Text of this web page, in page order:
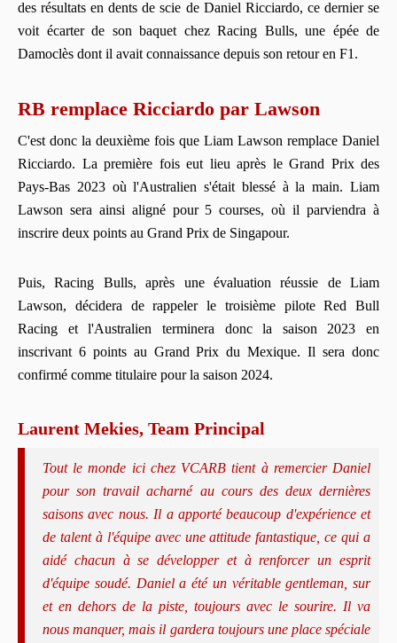
des résultats en dents de scie de Daniel Ricciardo, ce dernier se
voit écarter de son baquet chez Racing Bulls, une épée de
Damoclès dont il avait connaissance depuis son retour en F1.
RB remplace Ricciardo par Lawson
C'est donc la deuxième fois que Liam Lawson remplace Daniel
Ricciardo. La première fois eut lieu après le Grand Prix des
Pays-Bas 2023 où l'Australien s'était blessé à la main. Liam
Lawson sera ainsi aligné pour 5 courses, où il parviendra à
inscrire deux points au Grand Prix de Singapour.
Puis, Racing Bulls, après une évaluation réussie de Liam
Lawson, décidera de rappeler le troisième pilote Red Bull
Racing et l'Australien terminera donc la saison 2023 en
inscrivant 6 points au Grand Prix du Mexique. Il sera donc
confirmé comme titulaire pour la saison 2024.
Laurent Mekies, Team Principal
Tout le monde ici chez VCARB tient à remercier Daniel
pour son travail acharné au cours des deux dernières
saisons avec nous. Il a apporté beaucoup d'expérience et
de talent à l'équipe avec une attitude fantastique, ce qui a
aidé chacun à se développer et à renforcer un esprit
d'équipe soudé. Daniel a été un véritable gentleman, sur
et en dehors de la piste, toujours avec le sourire. Il va
nous manquer, mais il gardera toujours une place spéciale